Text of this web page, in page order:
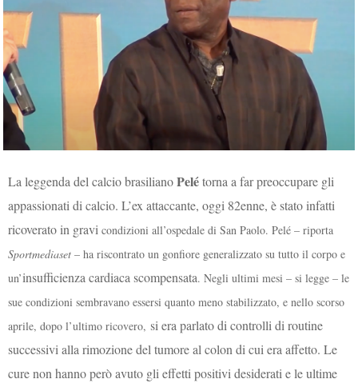
La leggenda del calcio brasilianoPelétorna a far preoccupare gli
appassionati di calcio. L’ex attaccante, oggi 82enne, è stato infatti
ricoverato in gravicondizioni all’ospedale di San Paolo. Pelé – riporta
Sportmediaset – hariscontrato un gonfiore generalizzato su tutto il corpo e
un’insufficienza cardiaca scompensata. Negli ultimi mesi – si legge – le
sue condizioni sembravano essersi quanto meno stabilizzato, e nello scorso
aprile, dopo l’ultimo ricovero,si era parlato di controlli di routine
successivi alla rimozione del tumore al colon di cui era affetto. Le
cure non hanno però avuto gli effetti positivi desiderati e le ultime